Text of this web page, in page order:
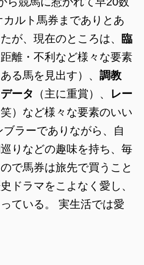
ルト馬券までありとあ
が、現在のところは、 臨
距離・不利など様々な要素
る馬を見出す）、 調教
データ （主に重賞）、 レー
）など様々な要素のいい
ラーでありながら、自
りなどの趣味を持ち、毎
で馬券は旅先で買うこと
ドラマをこよなく愛し、
ている。 実生活では愛